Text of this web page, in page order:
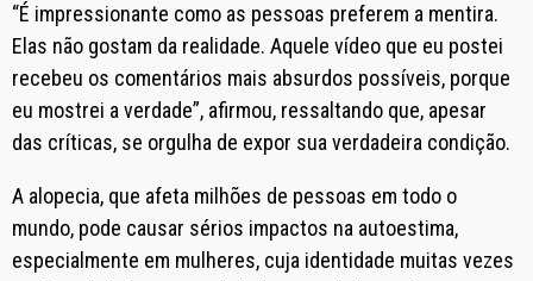
“É impressionante como as pessoas preferem a mentira.
Elas não gostam da realidade. Aquele vídeo que eu postei
recebeu os comentários mais absurdos possíveis, porque
eu mostrei a verdade”, afirmou, ressaltando que, apesar
das críticas, se orgulha de expor sua verdadeira condição.
A alopecia, que afeta milhões de pessoas em todo o
mundo, pode causar sérios impactos na autoestima,
especialmente em mulheres, cuja identidade muitas vezes